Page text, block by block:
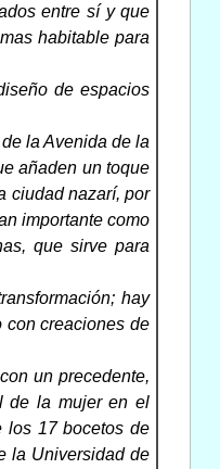
entre sí y que
habitable para
de espacios
la Avenida de la
añaden un toque
ciudad nazarí, por
importante como
que sirve para
hay
con creaciones de
un precedente,
de la mujer en el
los 17 bocetos de
la Universidad de